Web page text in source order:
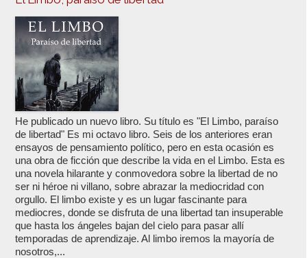
He publicado un nuevo libro. Su título es "El Limbo, paraíso
de libertad" Es mi octavo libro. Seis de los anteriores eran
ensayos de pensamiento político, pero en esta ocasión es
una obra de ficción que describe la vida en el Limbo. Esta es
una novela hilarante y conmovedora sobre la libertad de no
ser ni héroe ni villano, sobre abrazar la mediocridad con
orgullo. El limbo existe y es un lugar fascinante para
mediocres, donde se disfruta de una libertad tan insuperable
que hasta los ángeles bajan del cielo para pasar allí
temporadas de aprendizaje. Al limbo iremos la mayoría de
nosotros,...